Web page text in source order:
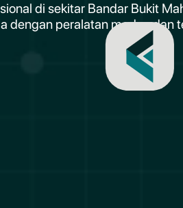
di sekitar Bandar Bukit
dengan peralatan moden dan